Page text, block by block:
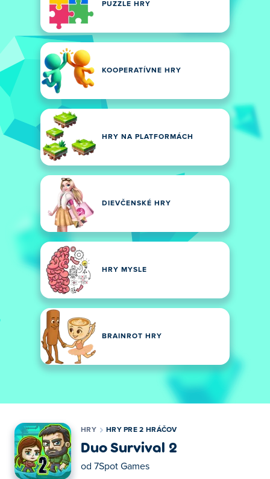
PUZZLE HRY
KOOPERATÍVNE HRY
HRY NA PLATFORMÁCH
DIEVČENSKÉ HRY
HRY MYSLE
BRAINROT HRY
HRY HRY PRE 2 HRÁČOV
Duo Survival 2
od 7Spot Games